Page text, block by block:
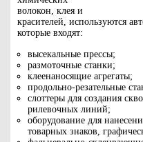
волокон, клея и
красителей, используются
которые входят:
высекальные прессы;
размоточные станки;
клеенаносящие агрегаты;
продольно-резательные
слоттеры для создания
рилевочных линий;
оборудование для
товарных знаков,